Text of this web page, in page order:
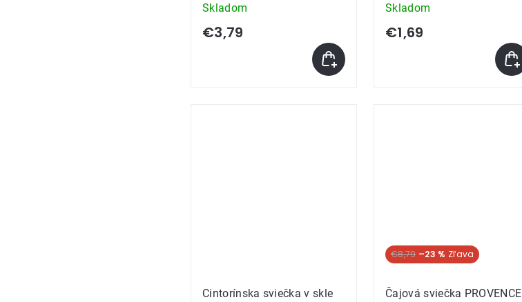
Skladom
€3,79
Skladom
€1,69
Cintorínska sviečka v skle
€8,79 –23 %
Čajová sviečka PROVENCE